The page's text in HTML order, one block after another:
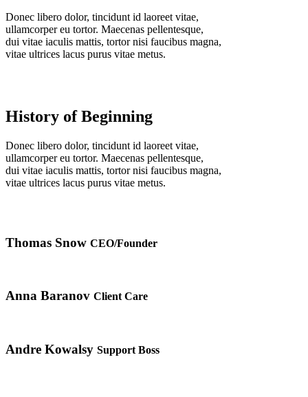
Donec libero dolor, tincidunt id laoreet vitae,
ullamcorper eu tortor. Maecenas pellentesque,
dui vitae iaculis mattis, tortor nisi faucibus magna,
vitae ultrices lacus purus vitae metus.
History of Beginning
Donec libero dolor, tincidunt id laoreet vitae,
ullamcorper eu tortor. Maecenas pellentesque,
dui vitae iaculis mattis, tortor nisi faucibus magna,
vitae ultrices lacus purus vitae metus.
Thomas Snow CEO/Founder
Anna Baranov Client Care
Andre Kowalsy Support Boss